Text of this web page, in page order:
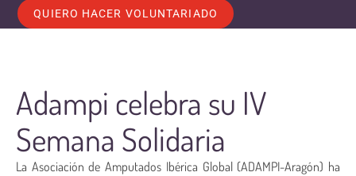
QUIERO HACER VOLUNTARIADO
Adampi celebra su IV
Semana Solidaria
La Asociación de Amputados Ibérica Global (ADAMPI-Aragón) ha